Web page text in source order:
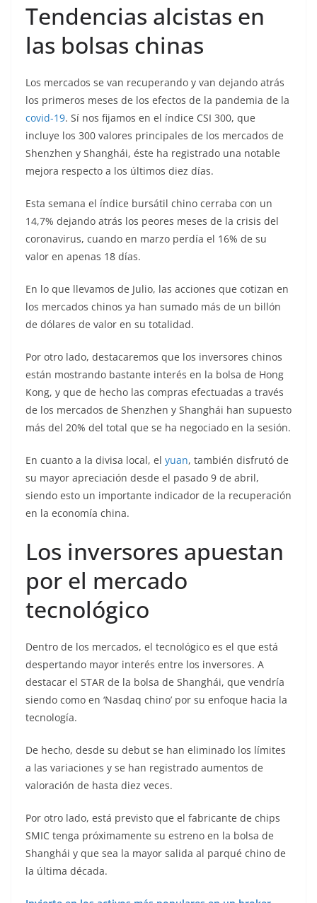
Tendencias alcistas en
las bolsas chinas
Los mercados se van recuperando y van dejando atrás
los primeros meses de los efectos de la pandemia de la
covid-19. Sí nos fijamos en el índice CSI 300, que
incluye los 300 valores principales de los mercados de
Shenzhen y Shanghái, éste ha registrado una notable
mejora respecto a los últimos diez días.
Esta semana el índice bursátil chino cerraba con un
14,7% dejando atrás los peores meses de la crisis del
coronavirus, cuando en marzo perdía el 16% de su
valor en apenas 18 días.
En lo que llevamos de Julio, las acciones que cotizan en
los mercados chinos ya han sumado más de un billón
de dólares de valor en su totalidad.
Por otro lado, destacaremos que los inversores chinos
están mostrando bastante interés en la bolsa de Hong
Kong, y que de hecho las compras efectuadas a través
de los mercados de Shenzhen y Shanghái han supuesto
más del 20% del total que se ha negociado en la sesión.
En cuanto a la divisa local, el yuan, también disfrutó de
su mayor apreciación desde el pasado 9 de abril,
siendo esto un importante indicador de la recuperación
en la economía china.
Los inversores apuestan
por el mercado
tecnológico
Dentro de los mercados, el tecnológico es el que está
despertando mayor interés entre los inversores. A
destacar el STAR de la bolsa de Shanghái, que vendría
siendo como en ‘Nasdaq chino’ por su enfoque hacia la
tecnología.
De hecho, desde su debut se han eliminado los límites
a las variaciones y se han registrado aumentos de
valoración de hasta diez veces.
Por otro lado, está previsto que el fabricante de chips
SMIC tenga próximamente su estreno en la bolsa de
Shanghái y que sea la mayor salida al parqué chino de
la última década.